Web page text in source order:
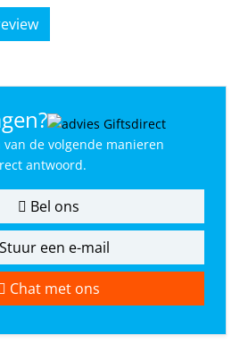
van de volgende manieren
antwoord.
Bel ons
Stuur een e-mail
Chat met ons